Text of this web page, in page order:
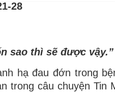
28
sao thì sẽ được vậy.”
hạ đau đớn trong
trong câu chuyện Tin